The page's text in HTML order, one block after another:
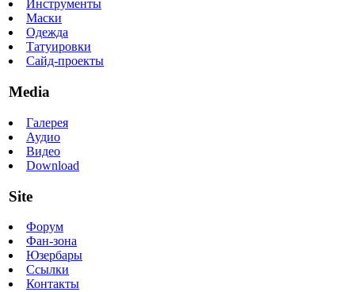
Инструменты
Маски
Одежда
Татуировки
Сайд-проекты
Media
Галерея
Аудио
Видео
Download
Site
Форум
Фан-зона
Юзербары
Ссылки
Контакты